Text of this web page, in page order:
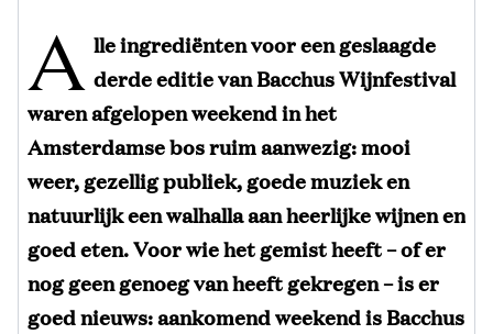
A lle ingrediënten voor een geslaagde
derde editie van Bacchus Wijnfestival
waren afgelopen weekend in het
Amsterdamse bos ruim aanwezig: mooi
weer, gezellig publiek, goede muziek en
natuurlijk een walhalla aan heerlijke wijnen en
goed eten. Voor wie het gemist heeft – of er
nog geen genoeg van heeft gekregen – is er
goed nieuws: aankomend weekend is Bacchus